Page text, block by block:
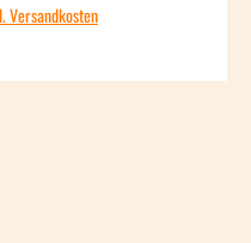
Versandkosten